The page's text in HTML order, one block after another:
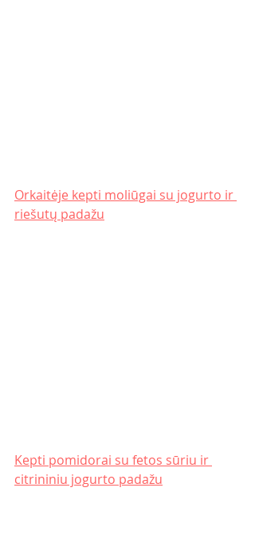
Orkaitėje kepti moliūgai su jogurto ir
riešutų padažu
Kepti pomidorai su fetos sūriu ir
citrininiu jogurto padažu